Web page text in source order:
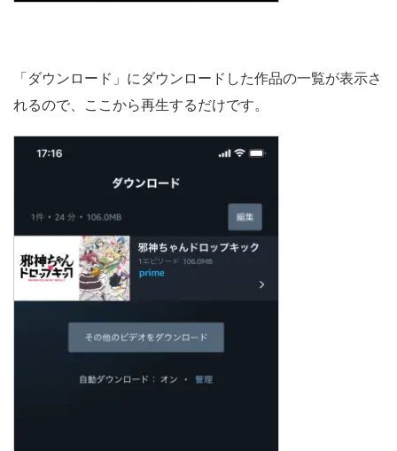
「ダウンロード」にダウンロードした作品の一覧が表示さ
れるので、ここから再生するだけです。